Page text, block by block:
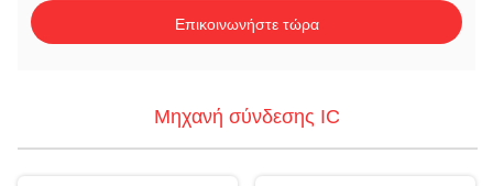
Επικοινωνήστε τώρα
Μηχανή σύνδεσης IC